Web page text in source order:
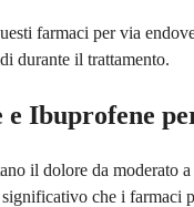
farmaci per via
durante il trattamento.
e Ibuprofene
il dolore da
che i farmaci